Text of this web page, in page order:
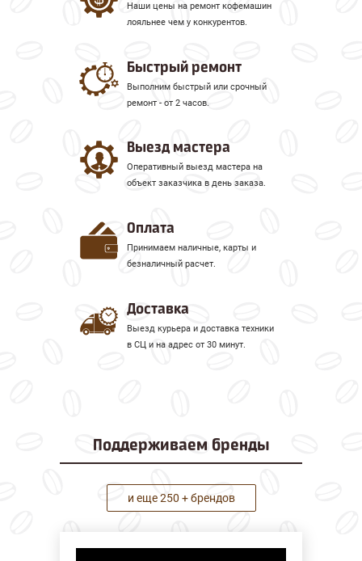
Наши цены на ремонт кофемашин
лояльнее чем у конкурентов.
Быстрый ремонт
Выполним быстрый или срочный
ремонт - от 2 часов.
Выезд мастера
Оперативный выезд мастера на
объект заказчика в день заказа.
Оплата
Принимаем наличные, карты и
безналичный расчет.
Доставка
Выезд курьера и доставка техники
в СЦ и на адрес от 30 минут.
Поддерживаем бренды
и еще 250 + брендов